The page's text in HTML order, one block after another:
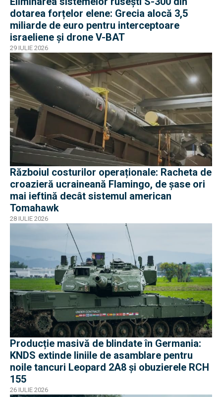
dotarea forțelor elene: Grecia alocă 3,5
miliarde de euro pentru interceptoare
israeliene și drone V-BAT
29 IULIE 2026
Războiul costurilor operaționale: Racheta de
croazieră ucraineană Flamingo, de șase ori
mai ieftină decât sistemul american
Tomahawk
28 IULIE 2026
Producție masivă de blindate în Germania:
KNDS extinde liniile de asamblare pentru
noile tancuri Leopard 2A8 și obuzierele RCH
155
26 IULIE 2026